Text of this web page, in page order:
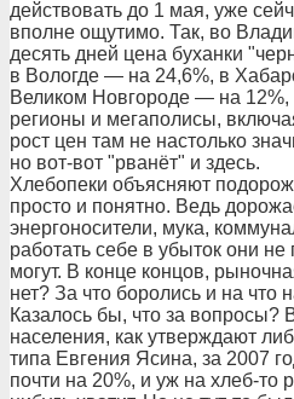
действовать до 1 мая, уже
вполне ощутимо. Так, во
десять дней цена буханки
в Вологде — на 24,6%, в
Великом Новгороде — на
регионы и мегаполисы,
рост цен там не настолько
но вот-вот "рванёт" и здесь.
Хлебопеки объясняют
просто и понятно. Ведь
энергоносители, мука,
работать себе в убыток они не
могут. В конце концов,
нет? За что боролись и на что
Казалось бы, что за вопросы?
населения, как утверждают
типа Евгения Ясина, за 2007
почти на 20%, и уж на хлеб-то